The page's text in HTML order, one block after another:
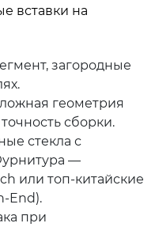
вставки на
загородные
геометрия
сборки.
стекла с
—
или топ-китайские
End).
при